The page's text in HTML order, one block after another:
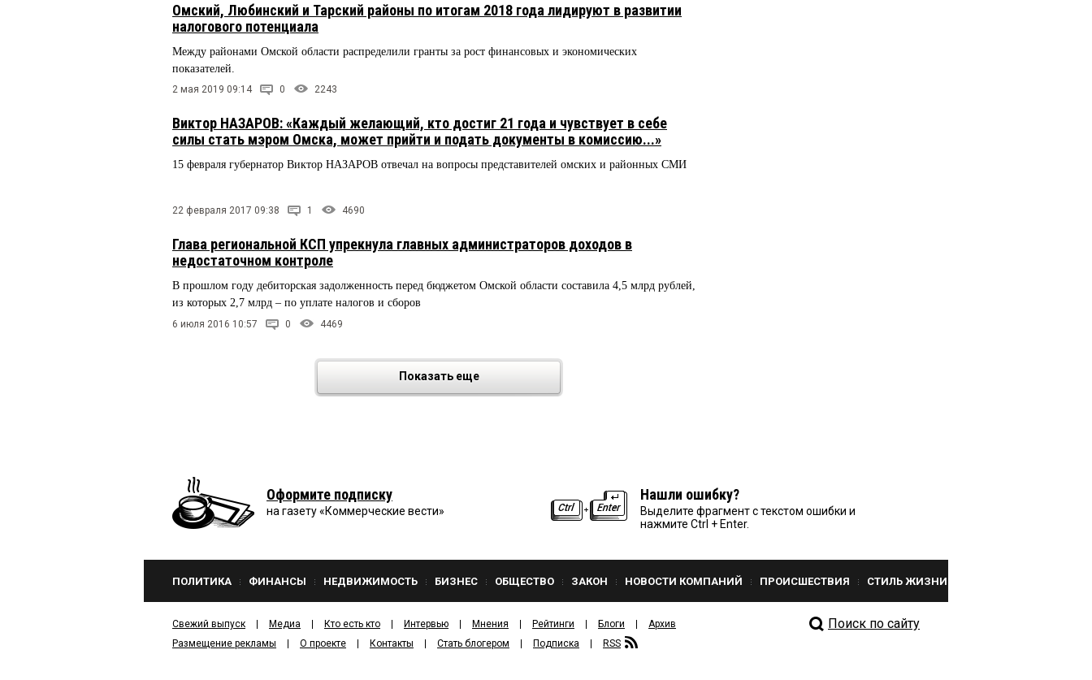
Омский, Любинский и Тарский районы по итогам 2018 года лидируют в развитии
налогового потенциала
Между районами Омской области распределили гранты за рост финансовых и экономических
показателей.
2 мая 2019 09:14 0 2243
Виктор НАЗАРОВ: «Каждый желающий, кто достиг 21 года и чувствует в себе
силы стать мэром Омска, может прийти и подать документы в комиссию...»
15 февраля губернатор Виктор НАЗАРОВ отвечал на вопросы представителей омских и районных СМИ
22 февраля 2017 09:38 1 4690
Глава региональной КСП упрекнула главных администраторов доходов в
недостаточном контроле
В прошлом году дебиторская задолженность перед бюджетом Омской области составила 4,5 млрд рублей,
из которых 2,7 млрд – по уплате налогов и сборов
6 июля 2016 10:57 0 4469
Показать еще
Оформите подписку
на газету «Коммерческие вести»
Нашли ошибку?
Выделите фрагмент с текстом ошибки и
нажмите Ctrl + Enter.
ПОЛИТИКА ФИНАНСЫ НЕДВИЖИМОСТЬ БИЗНЕС ОБЩЕСТВО ЗАКОН НОВОСТИ КОМПАНИЙ ПРОИСШЕСТВИЯ СТИЛЬ ЖИЗНИ
Свежий выпуск Медиа Кто есть кто Интервью Мнения Рейтинги Блоги
Архив
Размещение рекламы
О проекте Контакты Стать блогером Подписка RSS
Поиск по сайту